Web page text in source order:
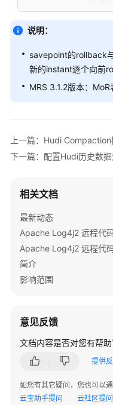
用
使
用
用
Flink
用
使
用
使
使
HDFS
使
说明：
savepoint的rollback
新的instant逐个向前
MRS 3.1.2版本：
上一篇：Hudi
下一篇：配置Hudi历史数
相关文档
最新动态
简介
影响范围
意见反馈
文档内容是否对您有帮助
提供
如您有其它疑问，您也可以
云宝助手提问
云社区提问